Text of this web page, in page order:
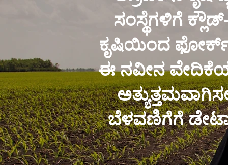
ಸಂಸ್ಥೆಗಳಿಗೆ
ಕೃಷಿಯಿಂದ
ಈ ನವೀನ
ಬೆಳವಣಿಗೆಗೆ ಡೇಟಾ-